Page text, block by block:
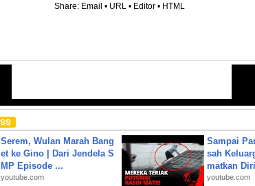
Share: Email • URL • Editor • HTML
Serem, Wulan Marah Bang
et ke Gino | Dari Jendela S
MP Episode ...
youtube.com
Sampai
sah
matkan
youtube.com